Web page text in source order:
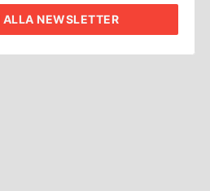
ALLA NEWSLETTER